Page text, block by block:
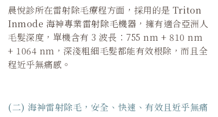
晨悅診所在雷射除毛療程方面，採用的是Triton
Inmode 海神專業雷射除毛機器 ，擁有適合亞洲人
毛髮深度，單機含有 3 波長：755 nm + 810 nm
+ 1064 nm，深淺粗細毛髮都能有效根除，而且全
程近乎無痛感。
(二) 海神雷射除毛，安全、快速、有效且近乎無痛